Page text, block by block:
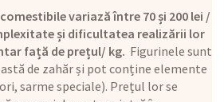
variază între 70 și 200 lei /
și dificultatea realizării lor
față de prețul/ kg. Figurinele sunt
de zahăr și pot conține elemente
sarme speciale). Prețul lor se